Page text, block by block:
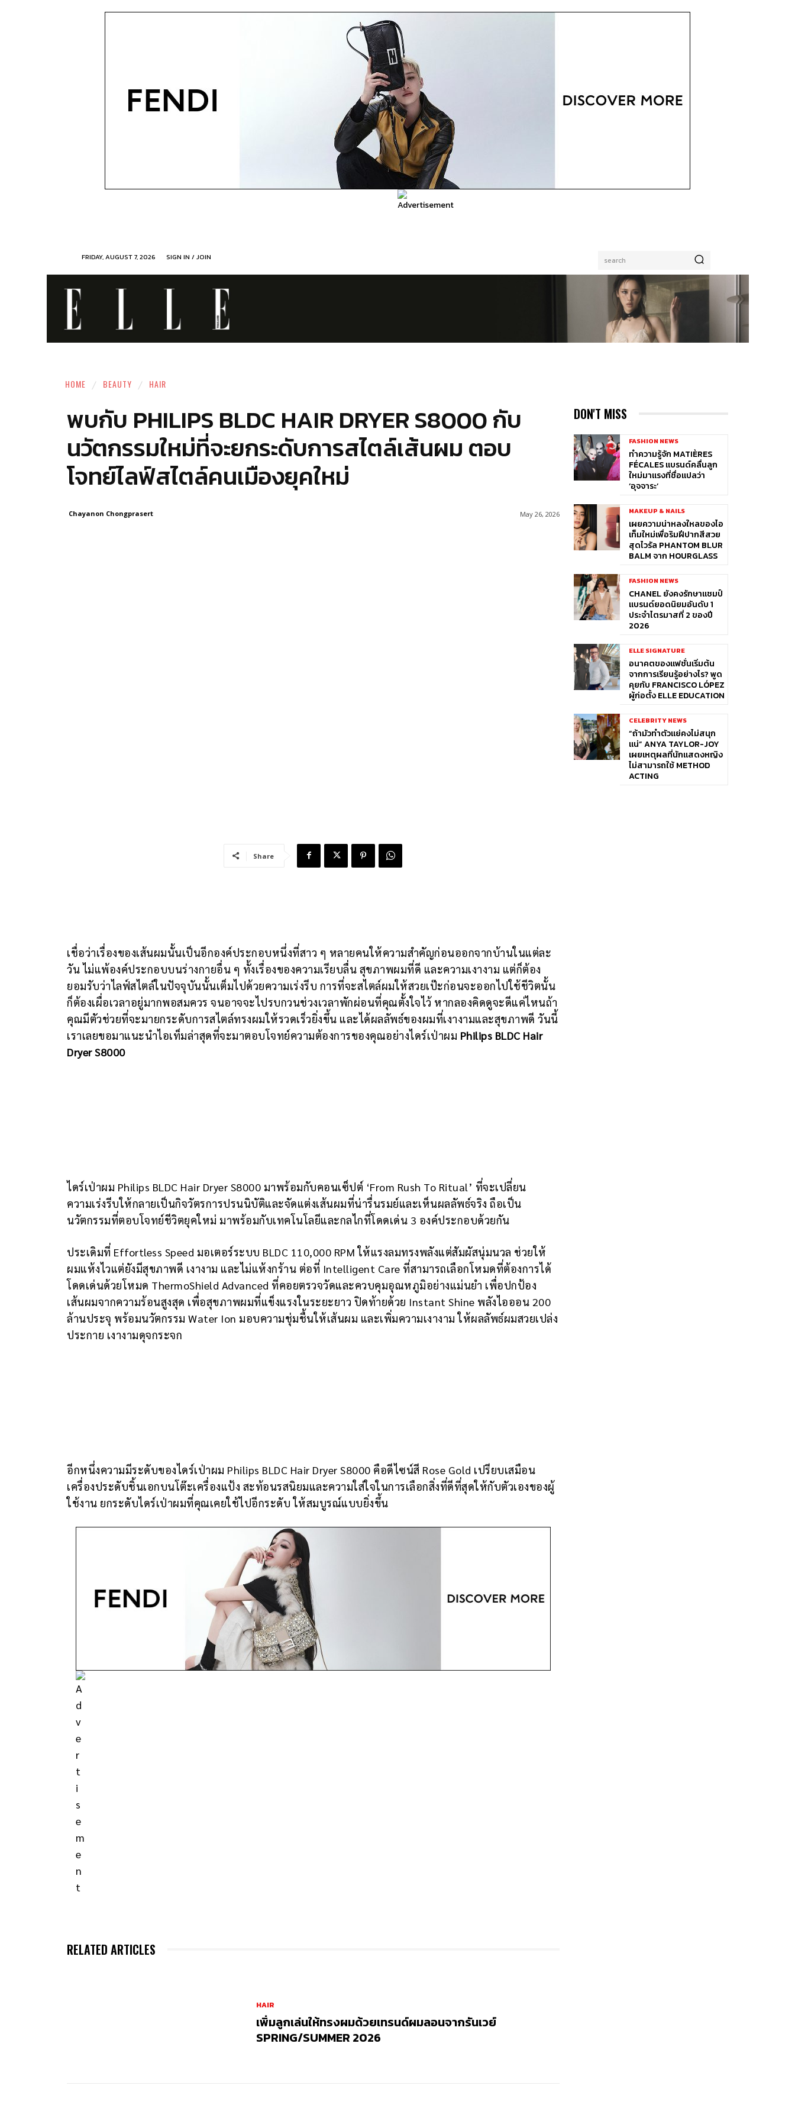
FRIDAY, AUGUST 7, 2026 search
SIGN IN / JOIN
HOME BEAUTY HAIR
พบกับ PHILIPS BLDC HAIR DRYER S8000 กับ
นวัตกรรมใหม่ที่จะยกระดับการสไตล์เส้นผม ตอบ
โจทย์ไลฟ์สไตล์คนเมืองยุคใหม่
May 26, 2026
Chayanon Chongprasert
Share
เชื่อว่าเรื่องของเส้นผมนั้นเป็นอีกองค์ประกอบหนึ่งที่สาว ๆ หลายคนให้ความสำคัญก่อนออกจากบ้านในแต่ละ
วัน ไม่แพ้องค์ประกอบบนร่างกายอื่น ๆ ทั้งเรื่องของความเรียบลื่น สุขภาพผมที่ดี และความเงางาม แต่ก็ต้อง
ยอมรับว่าไลฟ์สไตล์ในปัจจุบันนั้นเต็มไปด้วยความเร่งรีบ การที่จะสไตล์ผมให้สวยเป๊ะก่อนจะออกไปใช้ชีวิตนั้น
ก็ต้องเผื่อเวลาอยู่มากพอสมควร จนอาจจะไปรบกวนช่วงเวลาพักผ่อนที่คุณตั้งใจไว้ หากลองคิดดูจะดีแค่ไหนถ้า
คุณมีตัวช่วยที่จะมายกระดับการสไตล์ทรงผมให้รวดเร็วยิ่งขึ้น และได้ผลลัพธ์ของผมที่เงางามและสุขภาพดี วันนี้
เราเลยขอมาแนะนำไอเท็มล่าสุดที่จะมาตอบโจทย์ความต้องการของคุณอย่างไดร์เป่าผม Philips BLDC Hair
Dryer S8000
ไดร์เป่าผม Philips BLDC Hair Dryer S8000 มาพร้อมกับคอนเซ็ปต์ ‘From Rush To Ritual’ ที่จะเปลี่ยน
ความเร่งรีบให้กลายเป็นกิจวัตรการปรนนิบัติและจัดแต่งเส้นผมที่น่ารื่นรมย์และเห็นผลลัพธ์จริง ถือเป็น
นวัตกรรมที่ตอบโจทย์ชีวิตยุคใหม่ มาพร้อมกับเทคโนโลยีและกลไกที่โดดเด่น 3 องค์ประกอบด้วยกัน
ประเดิมที่ Effortless Speed มอเตอร์ระบบ BLDC 110,000 RPM ให้แรงลมทรงพลังแต่สัมผัสนุ่มนวล ช่วยให้
ผมแห้งไวแต่ยังมีสุขภาพดี เงางาม และไม่แห้งกร้าน ต่อที่ Intelligent Care ที่สามารถเลือกโหมดที่ต้องการได้
โดดเด่นด้วยโหมด ThermoShield Advanced ที่คอยตรวจวัดและควบคุมอุณหภูมิอย่างแม่นยำ เพื่อปกป้อง
เส้นผมจากความร้อนสูงสุด เพื่อสุขภาพผมที่แข็งแรงในระยะยาว ปิดท้ายด้วย Instant Shine พลังไอออน 200
ล้านประจุ พร้อมนวัตกรรม Water Ion มอบความชุ่มชื้นให้เส้นผม และเพิ่มความเงางาม ให้ผลลัพธ์ผมสวยเปล่ง
ประกาย เงางามดุจกระจก
อีกหนึ่งความมีระดับของไดร์เป่าผม Philips BLDC Hair Dryer S8000 คือดีไซน์สี Rose Gold เปรียบเสมือน
เครื่องประดับชิ้นเอกบนโต๊ะเครื่องแป้ง สะท้อนรสนิยมและความใส่ใจในการเลือกสิ่งที่ดีที่สุดให้กับตัวเองของผู้
ใช้งาน ยกระดับไดร์เป่าผมที่คุณเคยใช้ไปอีกระดับ ให้สมบูรณ์แบบยิ่งขึ้น
RELATED ARTICLES
HAIR
เพิ่มลูกเล่นให้ทรงผมด้วยเทรนด์ผมลอนจากรันเวย์
SPRING/SUMMER 2026
DON'T MISS
FASHION NEWS
ทำความรู้จัก MATIÈRES
FÉCALES แบรนด์คลื่นลูก
ใหม่มาแรงที่ชื่อแปลว่า
‘อุจจาระ’
MAKEUP & NAILS
เผยความน่าหลงใหลของไอ
เท็มใหม่เพื่อริมฝีปากสีสวย
สุดไวรัล PHANTOM BLUR
BALM จาก HOURGLASS
FASHION NEWS
CHANEL ยังคงรักษาแชมป์
แบรนด์ยอดนิยมอันดับ 1
ประจำไตรมาสที่ 2 ของปี
2026
ELLE SIGNATURE
อนาคตของแฟชั่นเริ่มต้น
จากการเรียนรู้อย่างไร? พูด
คุยกับ FRANCISCO LÓPEZ
ผู้ก่อตั้ง ELLE EDUCATION
CELEBRITY NEWS
“ถ้ามัวทำตัวแย่คงไม่สนุก
แน่” ANYA TAYLOR-JOY
เผยเหตุผลที่นักแสดงหญิง
ไม่สามารถใช้ METHOD
ACTING